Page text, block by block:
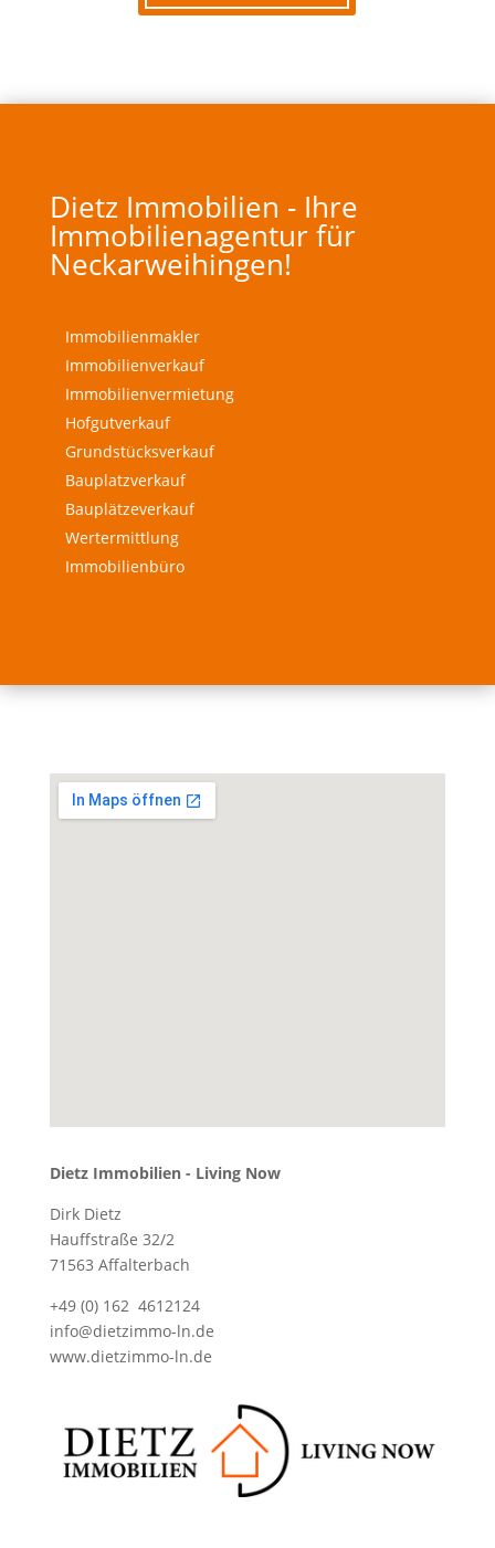
Dietz Immobilien - Ihre
Immobilienagentur für
Neckarweihingen!
Immobilienmakler
Immobilienverkauf
Immobilienvermietung
Hofgutverkauf
Grundstücksverkauf
Bauplatzverkauf
Bauplätzeverkauf
Wertermittlung
Immobilienbüro
Dietz Immobilien - Living Now
Dirk Dietz
Hauffstraße 32/2
71563 Affalterbach
+49 (0) 162 4612124
info@dietzimmo-ln.de
www.dietzimmo-ln.de